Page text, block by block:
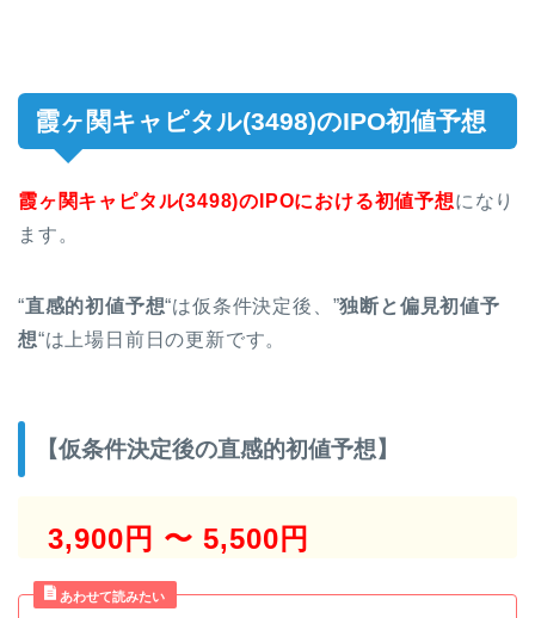
霞ヶ関キャピタル(3498)のIPO初値予想
霞ヶ関キャピタル(3498)のIPOにおける初値予想になり
ます。
“直感的初値予想“は仮条件決定後、”独断と偏見初値予
想“は上場日前日の更新です。
【仮条件決定後の直感的初値予想】
3,900円 〜 5,500円